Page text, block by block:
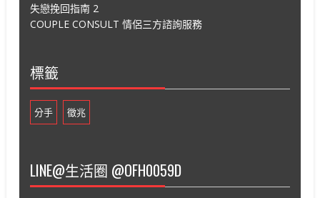
失戀挽回指南 2
COUPLE CONSULT 情侶三方諮詢服務
標籤
分手 徵兆
LINE@生活圈 @OFH0059D